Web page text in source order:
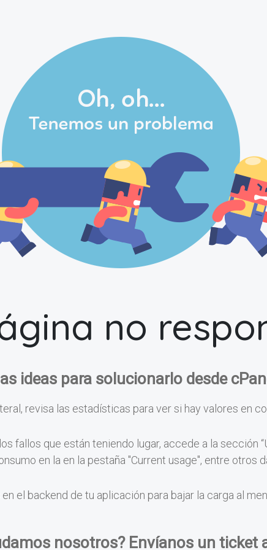
no
ideas para solucionarlo desde
revisa las estadísticas para ver si hay valores en
fallos que están teniendo lugar, accede a la sección
en la en la pestaña "Current usage", entre otros
el backend de tu aplicación para bajar la carga al
nosotros? Envíanos un ticket